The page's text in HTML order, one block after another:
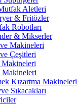
Aletleri
& Fritözler
Robotları
& Mikserler
Makineleri
Çeşitleri
Makineleri
Makineleri
Kızartma Makineleri
Sıkacakları